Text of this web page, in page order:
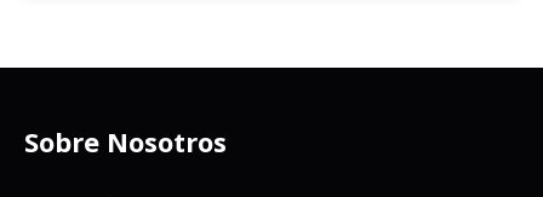
Sobre Nosotros